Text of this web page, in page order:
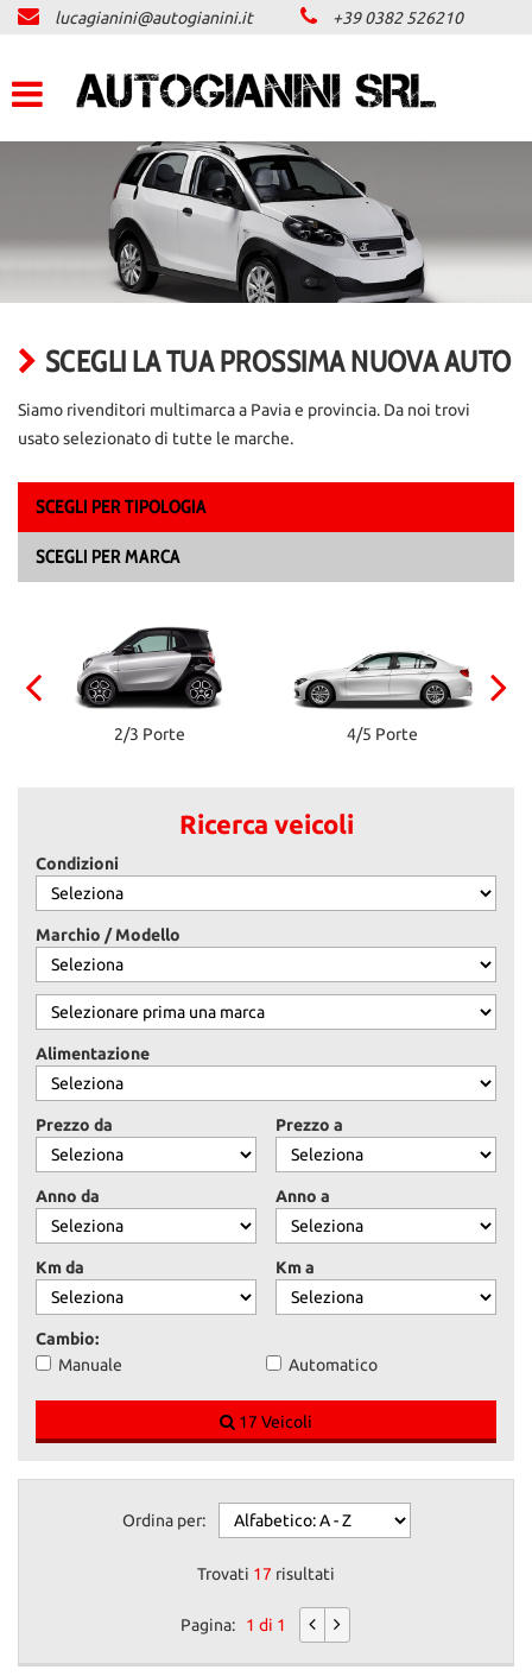
LISTA VEICOLI
ACQUISTIAMO USATO
CONTATTI
lucagianini@autogianini.it +39 0382 526210
SCEGLI LA TUA PROSSIMA NUOVA AUTO
Siamo rivenditori multimarca a Pavia e provincia. Da noi trovi
usato selezionato di tutte le marche.
SCEGLI PER TIPOLOGIA
SCEGLI PER MARCA
2/3 Porte 4/5 Porte
Ricerca veicoli
Condizioni
Marchio / Modello
Alimentazione
Prezzo da Prezzo a
Anno da Anno a
Km da Km a
Cambio:
Manuale
Automatico
17 Veicoli
Ordina per:
Trovati 17 risultati
Pagina: 1 di 1